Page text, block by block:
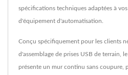
spécifications techniques adaptées à
d'équipement d'automatisation.
Conçu spécifiquement pour les clients
d'assemblage de prises USB de terrain,
présente un mur continu sans coupure,